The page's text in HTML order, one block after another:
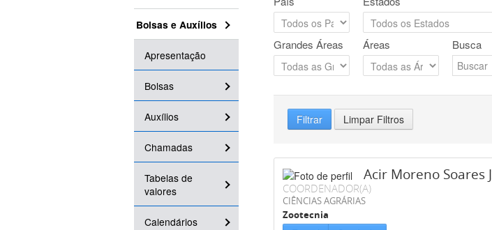
Bolsas e Auxílios
Apresentação
Bolsas
Auxílios
Chamadas
Tabelas de
valores
Calendários
Grandes Áreas Áreas Busca
Filtrar Limpar Filtros
Acir Moreno Soares
COORDENADOR(A)
CIÊNCIAS AGRÁRIAS
Zootecnia